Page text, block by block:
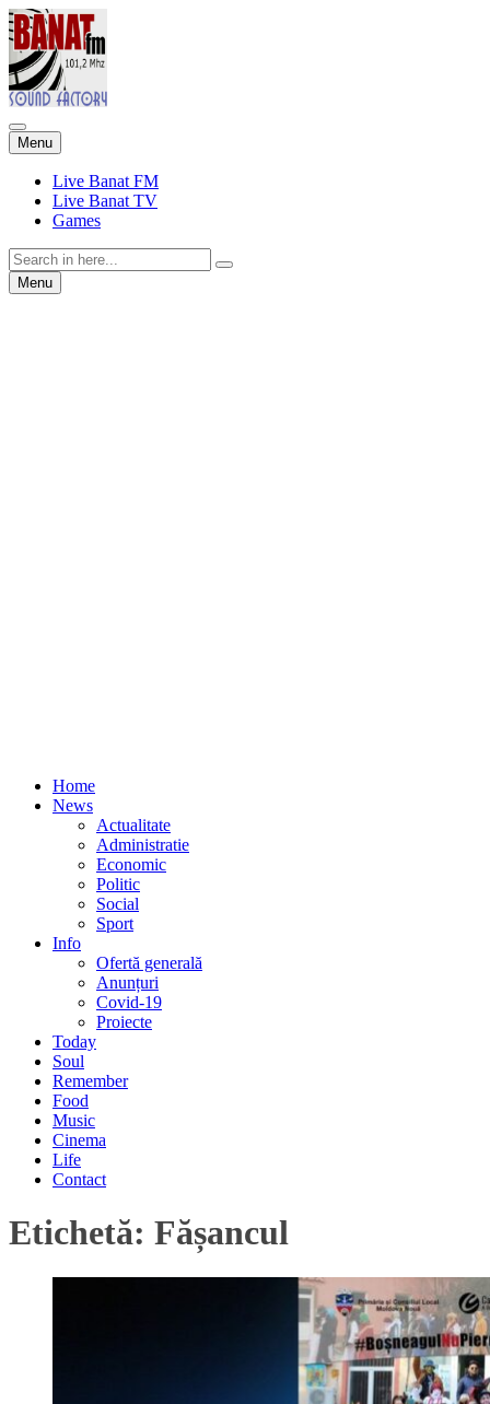
Menu Skip
to
content
Live Banat FM
Live Banat TV
Games
Search
for:Menu Skip
to
Home
News
Actualitate
Administratie
Economic
Politic
Social
Sport
Info
Ofertă generală
Anunțuri
Covid-19
Proiecte
Today
Soul
Remember
Food
Music
Cinema
Life
Contact
Etichetă: Fășancul